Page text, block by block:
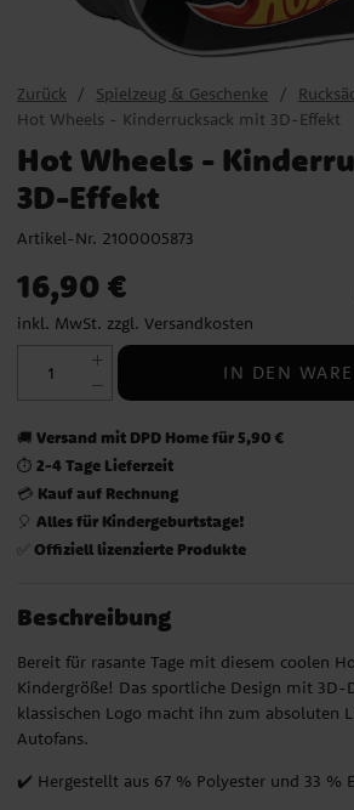
Zurück Spielzeug & Geschenke
Hot Wheels - Kinderrucksack mit 3D-Effekt
Hot Wheels -
3D-Effekt
Artikel-Nr. 2100005873
Preis
:16,90 €
16,90 €
inkl. MwSt. zzgl. Versandkosten
IN DEN
🚚 Versand mit DPD Home für 5,90 €
⏱️ 2-4 Tage Lieferzeit
💳 Kauf auf Rechnung
🎈 Alles für Kindergeburtstage!
✅ Offiziell lizenzierte Produkte
Beschreibung
Bereit für rasante Tage mit diesem coolen
Kindergröße! Das sportliche Design mit 3D-
klassischen Logo macht ihn zum absoluten
Autofans.
✔️ Hergestellt aus 67 % Polyester und 33 %